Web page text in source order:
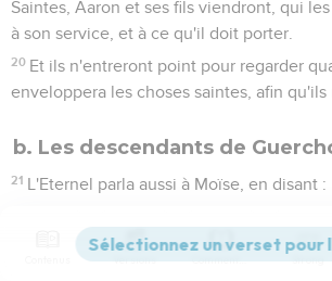
Saintes, Aaron et ses fils viendront, qui
à son service, et à ce qu'il doit porter.
20 Et ils n'entreront point pour regarder
enveloppera les choses saintes, afin qu'ils
b. Les descendants de
21 L'Eternel parla aussi à Moïse, en disant :
les maisons de leurs pères, [et] selon
Versions Commentaires Strong